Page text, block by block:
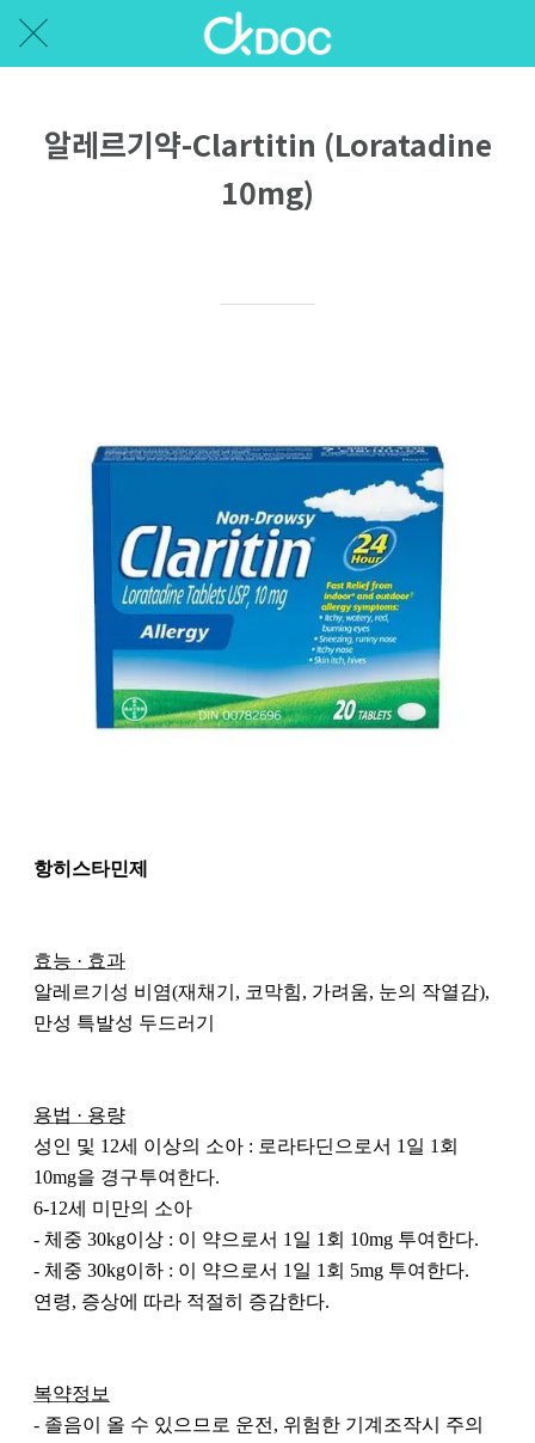
알레르기약-Clartitin (Loratadine
10mg)
항히스타민제
효능 · 효과
알레르기성 비염(재채기, 코막힘, 가려움, 눈의 작열감),
만성 특발성 두드러기
용법 · 용량
성인 및 12세 이상의 소아 : 로라타딘으로서 1일 1회
10mg을 경구투여한다.
6-12세 미만의 소아
- 체중 30kg이상 : 이 약으로서 1일 1회 10mg 투여한다.
- 체중 30kg이하 : 이 약으로서 1일 1회 5mg 투여한다.
연령, 증상에 따라 적절히 증감한다.
복약정보
- 졸음이 올 수 있으므로 운전, 위험한 기계조작시 주의